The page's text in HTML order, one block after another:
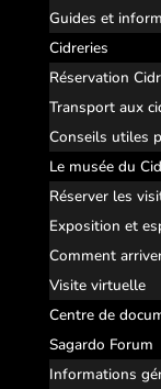
Guides et
Cidreries
Réservation
Transport aux
Conseils utiles
Le musée du
Réserver les
Exposition et
Comment
Visite virtuelle
Centre de
Sagardo Forum
Informations